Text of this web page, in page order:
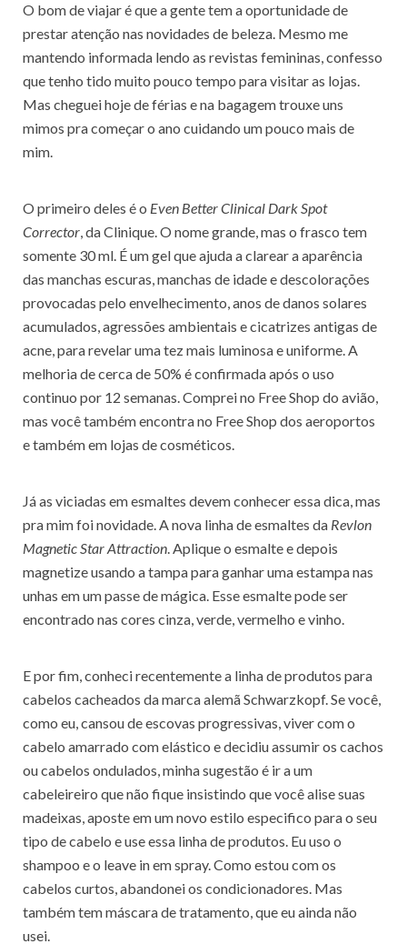
O bom de viajar é que a gente tem a oportunidade de
prestar atenção nas novidades de beleza. Mesmo me
mantendo informada lendo as revistas femininas, confesso
que tenho tido muito pouco tempo para visitar as lojas.
Mas cheguei hoje de férias e na bagagem trouxe uns
mimos pra começar o ano cuidando um pouco mais de
mim.
O primeiro deles é o Even Better Clinical Dark Spot
Corrector, da Clinique. O nome grande, mas o frasco tem
somente 30 ml. É um gel que ajuda a clarear a aparência
das manchas escuras, manchas de idade e descolorações
provocadas pelo envelhecimento, anos de danos solares
acumulados, agressões ambientais e cicatrizes antigas de
acne, para revelar uma tez mais luminosa e uniforme. A
melhoria de cerca de 50% é confirmada após o uso
continuo por 12 semanas. Comprei no Free Shop do avião,
mas você também encontra no Free Shop dos aeroportos
e também em lojas de cosméticos.
Já as viciadas em esmaltes devem conhecer essa dica, mas
pra mim foi novidade. A nova linha de esmaltes da Revlon
Magnetic Star Attraction. Aplique o esmalte e depois
magnetize usando a tampa para ganhar uma estampa nas
unhas em um passe de mágica. Esse esmalte pode ser
encontrado nas cores cinza, verde, vermelho e vinho.
E por fim, conheci recentemente a linha de produtos para
cabelos cacheados da marca alemã Schwarzkopf. Se você,
como eu, cansou de escovas progressivas, viver com o
cabelo amarrado com elástico e decidiu assumir os cachos
ou cabelos ondulados, minha sugestão é ir a um
cabeleireiro que não fique insistindo que você alise suas
madeixas, aposte em um novo estilo especifico para o seu
tipo de cabelo e use essa linha de produtos. Eu uso o
shampoo e o leave in em spray. Como estou com os
cabelos curtos, abandonei os condicionadores. Mas
também tem máscara de tratamento, que eu ainda não
usei.